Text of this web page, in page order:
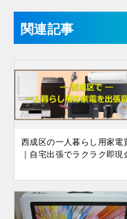
関連記事
西成区の一人暮らし用家電
｜自宅出張でラクラク即現